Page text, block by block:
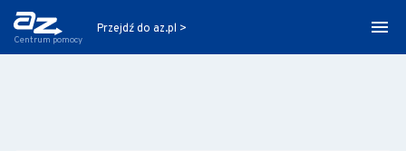
Centrum pomocy
Przejdź do az.pl >